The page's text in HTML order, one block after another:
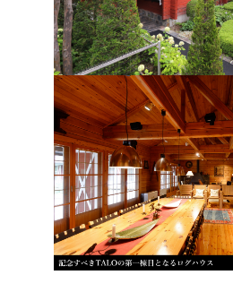
移住や別荘建築をお考えのお客